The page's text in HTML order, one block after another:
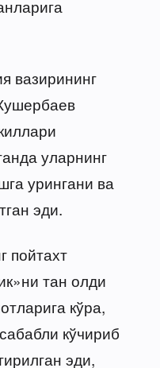
вазирининг
уларнинг
урингани ва
эди.
пойтахт
тан олди
кўра,
кўчириб
эди,